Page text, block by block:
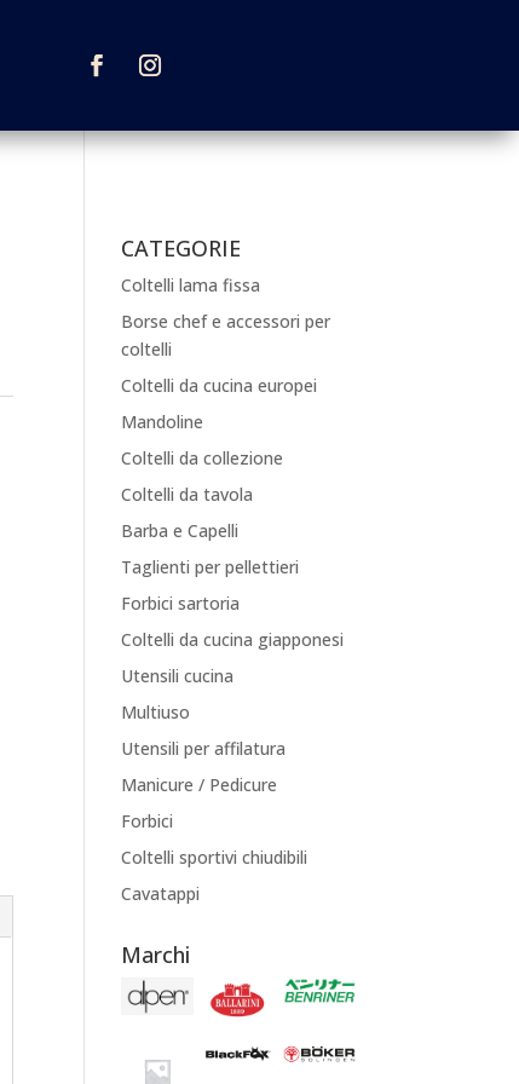
CATEGORIE
Coltelli lama fissa
Borse chef e accessori per
coltelli
Coltelli da cucina europei
Mandoline
Coltelli da collezione
Coltelli da tavola
Barba e Capelli
Taglienti per pellettieri
Forbici sartoria
Coltelli da cucina giapponesi
Utensili cucina
Multiuso
Utensili per affilatura
Manicure / Pedicure
Forbici
Coltelli sportivi chiudibili
Cavatappi
Marchi